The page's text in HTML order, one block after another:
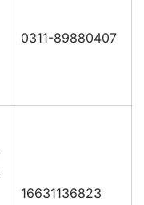
0311-89880407
16631136823